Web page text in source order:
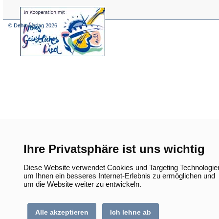
Ihre Privatsphäre ist uns wichtig
Diese Website verwendet Cookies und Targeting
um Ihnen ein besseres Internet-Erlebnis zu ermöglichen und
um die Website weiter zu entwickeln.
Alle akzeptieren Ich lehne ab
(Öffnet
in
© Dehm Verlag 2026